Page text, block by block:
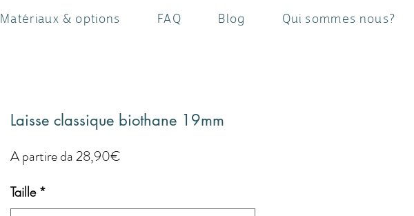
Matériaux & options FAQ Blog Qui sommes nous?
Laisse classique biothane 19mm
A partire da28,90€
Taille *